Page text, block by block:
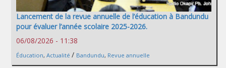
Lancement de la revue annuelle de l’éducation à Bandundu
pour évaluer l’année scolaire 2025-2026.
06/08/2026 - 11:38
Éducation, Actualité / Bandundu, Revue annuelle